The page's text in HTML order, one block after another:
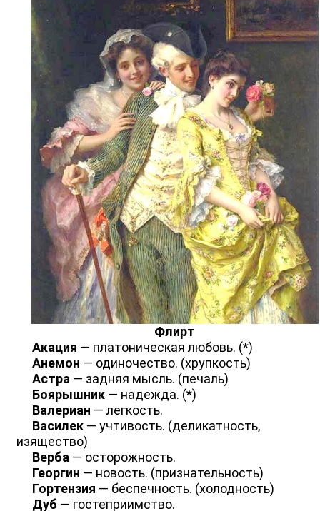
Флирт
Акация — платоническая любовь. (*)
Анемон — одиночество. (хрупкость)
Астра — задняя мысль. (печаль)
Боярышник — надежда. (*)
Валериан — легкость.
Василек — учтивость. (деликатность,
изящество)
Верба — осторожность.
Георгин — новость. (признательность)
Гортензия — беспечность. (холодность)
Дуб — гостеприимство.